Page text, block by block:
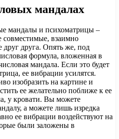
мандалах
мандалы и психоматрицы –
совместимые, взаимно
друга. Опять же, под
формула, вложенная в
мандала. Если это будет
ее вибрации усилятся.
изобразить на картине и
ее желательно поближе к ее
у кровати. Вы можете
а можете лишь изредка
ее вибрации воздействуют на
были заложены в